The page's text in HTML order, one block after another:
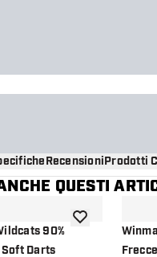
RecensioniProdotti
QUESTI
90%
Darts
aggiungi alla